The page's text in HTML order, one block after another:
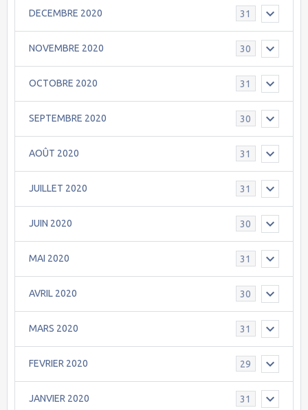
DECEMBRE 2020 31
NOVEMBRE 2020 30
OCTOBRE 2020 31
SEPTEMBRE 2020 30
AOÛT 2020 31
JUILLET 2020 31
JUIN 2020 30
MAI 2020 31
AVRIL 2020 30
MARS 2020 31
FEVRIER 2020 29
JANVIER 2020 31